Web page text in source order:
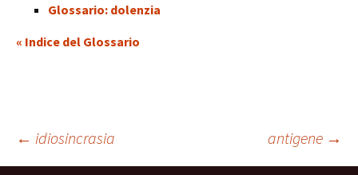
Glossario: dolenzia
« Indice del Glossario
Navigazione
← idiosincrasia antigene →